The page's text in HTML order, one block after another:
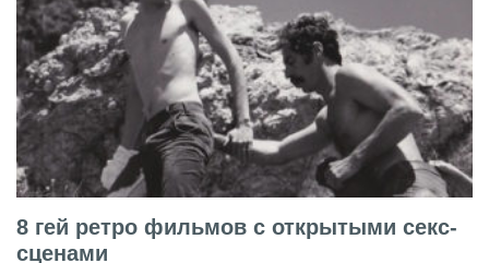
8 гей ретро фильмов с открытыми секс-
сценами